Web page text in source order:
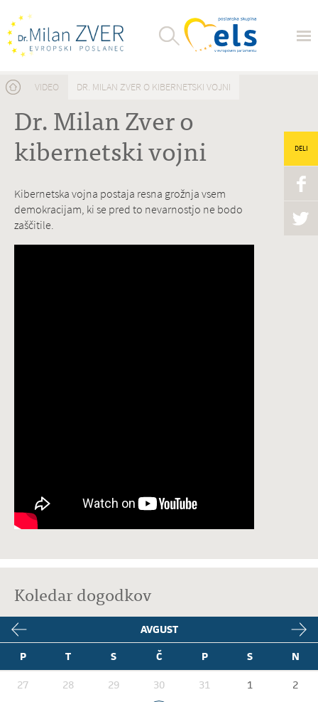
Nahajate se tukaj
VIDEO DR. MILAN ZVER O KIBERNETSKI VOJNI
Dr. Milan Zver o
kibernetski vojni DELI
Kibernetska vojna postaja resna grožnja vsem
demokracijam, ki se pred to nevarnostjo ne bodo
zaščitile.
Koledar dogodkov
AVGUST
P
T S Č P S N
27 28 29 30 31 1
2